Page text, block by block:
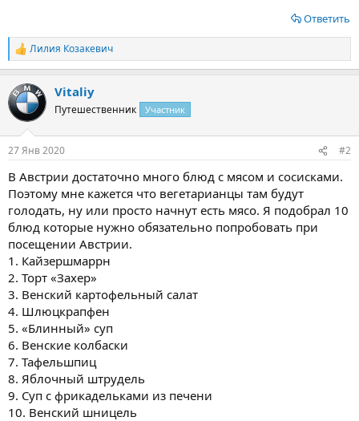
Ответить
Р
е
к
ц
и
Лилия Козакевич
Vitaliy
Путешественник Участник
27 Янв 2020 #2
В Австрии достаточно много блюд с мясом и сосисками.
Поэтому мне кажется что вегетарианцы там будут
голодать, ну или просто начнут есть мясо. Я подобрал 10
блюд которые нужно обязательно попробовать при
посещении Австрии.
1. Кайзершмаррн
2. Торт «Захер»
3. Венский картофельный салат
4. Шлюцкрапфен
5. «Блинный» суп
6. Венские колбаски
7. Тафельшпиц
8. Яблочный штрудель
9. Суп с фрикадельками из печени
10. Венский шницель